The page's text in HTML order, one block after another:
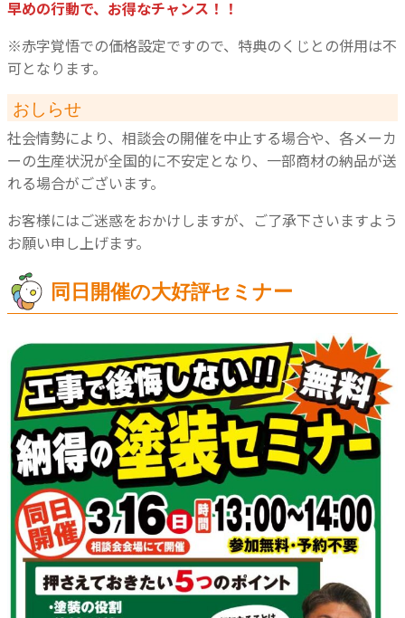
早めの行動で、お得なチャンス！！
※赤字覚悟での価格設定ですので、特典のくじとの併用は不
可となります。
おしらせ
社会情勢により、相談会の開催を中止する場合や、各メーカ
ーの生産状況が全国的に不安定となり、一部商材の納品が送
れる場合がございます。
お客様にはご迷惑をおかけしますが、ご了承下さいますよう
お願い申し上げます。
同日開催の大好評セミナー